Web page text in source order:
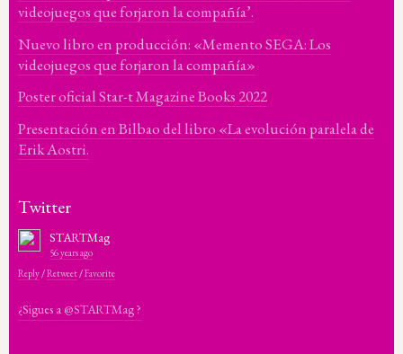
videojuegos que forjaron la compañía’.
Nuevo libro en producción: «Memento SEGA: Los
videojuegos que forjaron la compañía»
Poster oficial Star-t Magazine Books 2022
Presentación en Bilbao del libro «La evolución paralela de
Erik Aostri.
Twitter
STARTMag
56 years ago
Reply /Retweet /Favorite
¿Sigues a @STARTMag ?